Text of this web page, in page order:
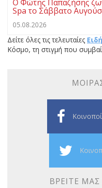
Ο Φώτης Παπαζήσης
Spa το Σάββατο
05.08.2026
Δείτε όλες τις τελευταίες
Κόσμο, τη στιγμή που
ΒΡΕΊΤΕ ΜΑΣ